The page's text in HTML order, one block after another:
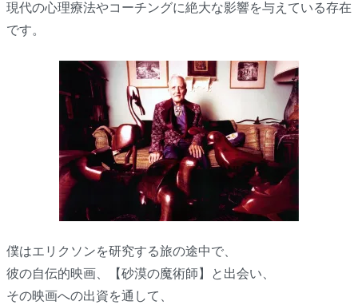
現代の心理療法やコーチングに絶大な影響を与えている存在
です。
僕はエリクソンを研究する旅の途中で、
彼の自伝的映画、【砂漠の魔術師】と出会い、
その映画への出資を通して、